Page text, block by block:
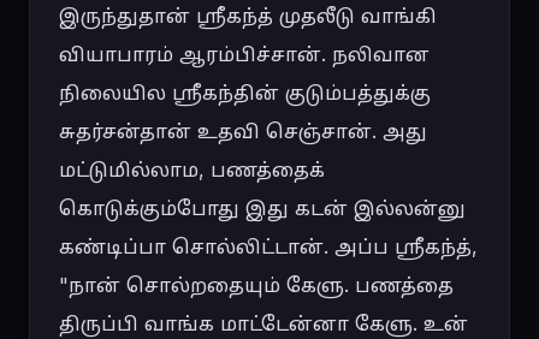
இருந்துதான் ஸ்ரீகந்த் முதலீடு வாங்கி
வியாபாரம் ஆரம்பிச்சான். நலிவான
நிலையில ஸ்ரீகந்தின் குடும்பத்துக்கு
சுதர்சன்தான் உதவி செஞ்சான். அது
மட்டுமில்லாம, பணத்தைக்
கொடுக்கும்போது இது கடன் இல்லன்னு
கண்டிப்பா சொல்லிட்டான். அப்ப ஸ்ரீகந்த்,
"நான் சொல்றதையும் கேளு. பணத்தை
திருப்பி வாங்க மாட்டேன்னா கேளு. உன்